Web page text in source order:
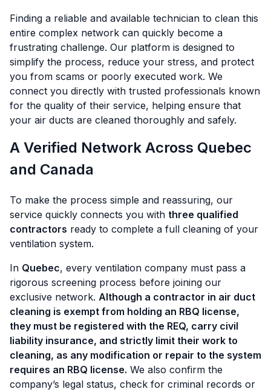
Finding a reliable and available technician to clean this
entire complex network can quickly become a
frustrating challenge. Our platform is designed to
simplify the process, reduce your stress, and protect
you from scams or poorly executed work. We
connect you directly with trusted professionals known
for the quality of their service, helping ensure that
your air ducts are cleaned thoroughly and safely.
A Verified Network Across Quebec
and Canada
To make the process simple and reassuring, our
service quickly connects you with three qualified
contractors ready to complete a full cleaning of your
ventilation system.
In Quebec, every ventilation company must pass a
rigorous screening process before joining our
exclusive network. Although a contractor in air duct
cleaning is exempt from holding an RBQ license,
they must be registered with the REQ, carry civil
liability insurance, and strictly limit their work to
cleaning, as any modification or repair to the system
requires an RBQ license. We also confirm the
company’s legal status, check for criminal records or